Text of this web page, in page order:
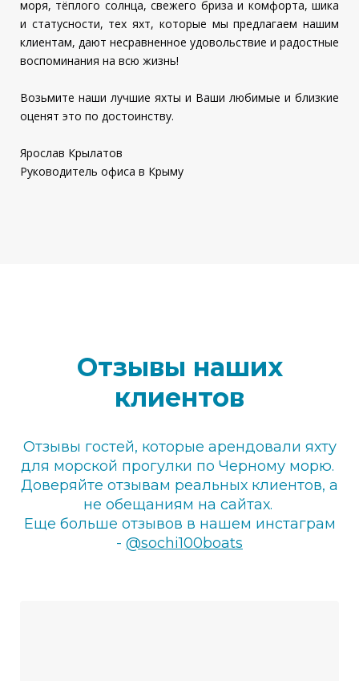
моря, тёплого солнца, свежего бриза и комфорта, шика
и статусности, тех яхт, которые мы предлагаем нашим
клиентам, дают несравненное удовольствие и радостные
воспоминания на всю жизнь!
Возьмите наши лучшие яхты и Ваши любимые и близкие
оценят это по достоинству.
Ярослав Крылатов
Руководитель офиса в Крыму
Отзывы наших
клиентов
Отзывы гостей, которые арендовали яхту
для морской прогулки по Черному морю.
Доверяйте отзывам реальных клиентов, а
не обещаниям на сайтах.
Еще больше отзывов в нашем инстаграм
- @sochi100boats